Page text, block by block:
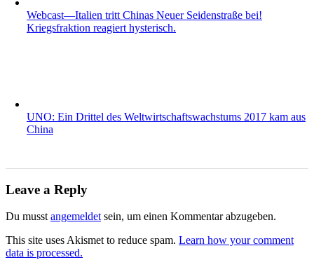
Webcast—Italien tritt Chinas Neuer Seidenstraße bei!
Kriegsfraktion reagiert hysterisch.
UNO: Ein Drittel des Weltwirtschaftswachstums 2017 kam aus
China
Leave a Reply
Du musst angemeldet sein, um einen Kommentar abzugeben.
This site uses Akismet to reduce spam. Learn how your comment
data is processed.